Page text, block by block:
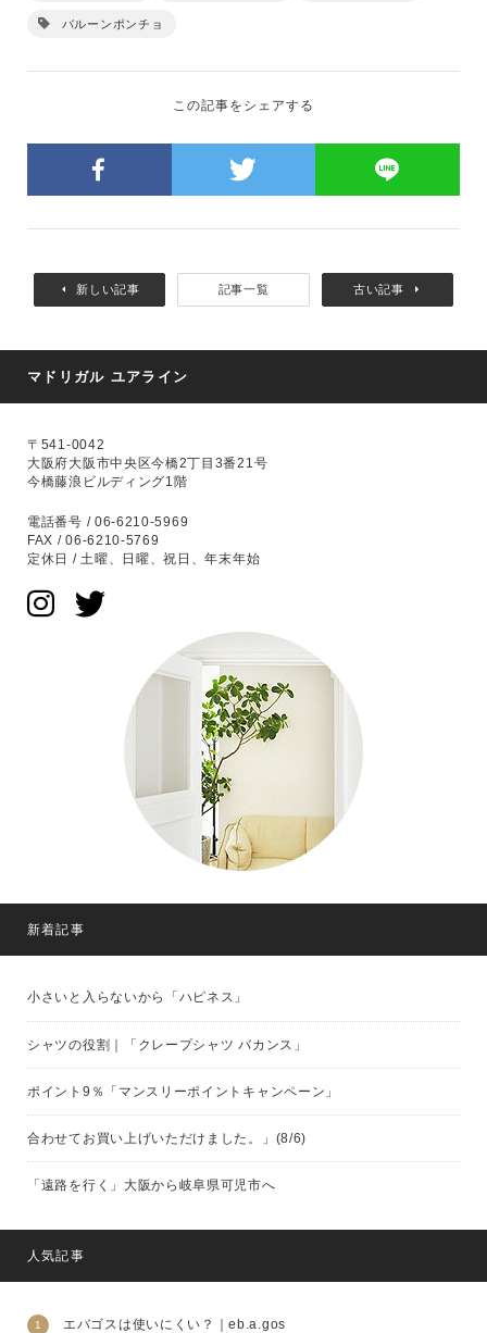
バルーンポンチョ
この記事をシェアする
新しい記事 記事一覧 古い記事
マドリガル ユアライン
〒541-0042
大阪府大阪市中央区今橋2丁目3番21号
今橋藤浪ビルディング1階
電話番号 / 06-6210-5969
FAX / 06-6210-5769
定休日 / 土曜、日曜、祝日、年末年始
新着記事
小さいと入らないから「ハピネス」
シャツの役割｜「クレープシャツ バカンス」
ポイント9％「マンスリーポイントキャンペーン」
合わせてお買い上げいただけました。」(8/6)
「遠路を行く」大阪から岐阜県可児市へ
人気記事
エバゴスは使いにくい？｜eb.a.gos